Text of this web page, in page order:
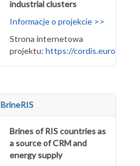
industrial clusters
Informacje o projekcie >>
Strona internetowa
projektu: https://
BrineRIS
Brines of RIS countries as
a source of CRM and
energy supply